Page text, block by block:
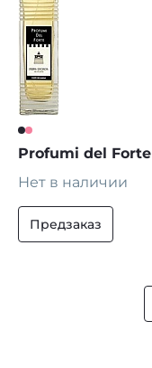
Profumi del Forte
Нет в наличии
Предзаказ